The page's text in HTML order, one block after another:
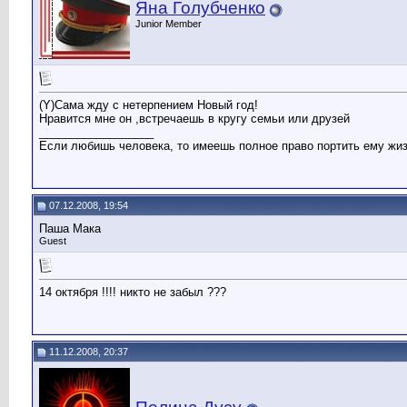
Яна Голубченко
Junior Member
(Y)Сама жду с нетерпением Новый год!
Нравится мне он ,встречаешь в кругу семьи или друзей
Если любишь человека, то имеешь полное право портить ему
07.12.2008, 19:54
Паша Мака
Guest
14 октября !!!! никто не забыл ???
11.12.2008, 20:37